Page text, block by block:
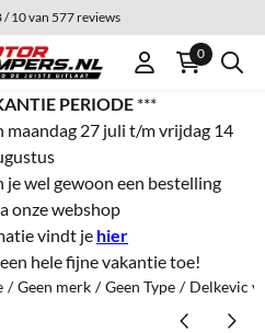
gesloten.
/ 10van 577reviews
0
PERIODE***
maandag 27 juli t/m vrijdag 14
je wel gewoon een bestelling
onze webshop
vindt je hier
hele fijne vakantie toe!
/ Geen merk / Geen Type / Delkevic